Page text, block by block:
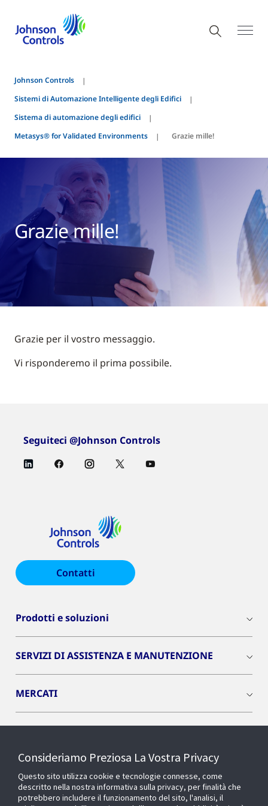
Johnson Controls
Sistemi di Automazione Intelligente degli Edifici
Sistema di automazione degli edifici
Metasys® for Validated Environments
Grazie mille!
Grazie mille!
Grazie per il vostro messaggio.
Vi risponderemo il prima possibile.
Seguiteci @Johnson Controls
Contatti
Prodotti e soluzioni
SERVIZI DI ASSISTENZA E MANUTENZIONE
MERCATI
Consideriamo Preziosa La Vostra Privacy
Questo sito utilizza cookie e tecnologie connesse, come
descritto nella nostra informativa sulla privacy, per finalità che
potrebbero includere il funzionamento del sito, l'analisi, il